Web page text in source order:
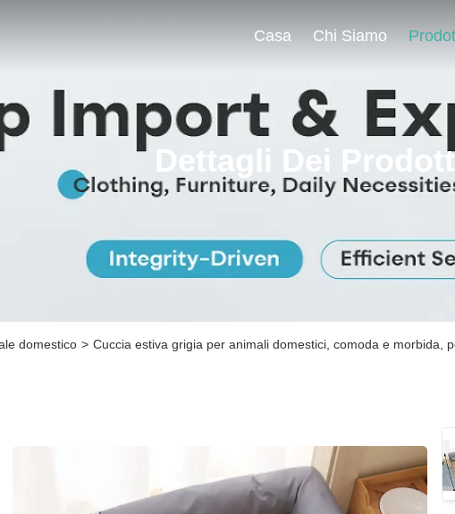
Casa Chi Siamo
Dettagli Dei
domestico > Cuccia estiva grigia per animali domestici, comoda e morbida,